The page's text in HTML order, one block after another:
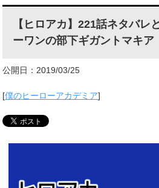
【ヒロアカ】221話ネタバレ
ーワンの部下ギガントマキア
公開日：2019/03/25
[僕のヒーローアカデミア]